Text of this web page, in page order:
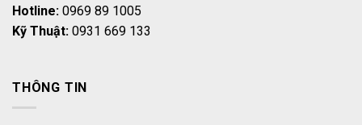
Hotline: 0969 89 1005
Kỹ Thuật: 0931 669 133
THÔNG TIN